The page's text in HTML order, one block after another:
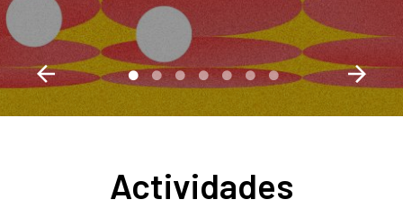
Actividades